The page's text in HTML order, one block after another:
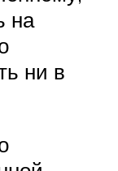
на
ни в